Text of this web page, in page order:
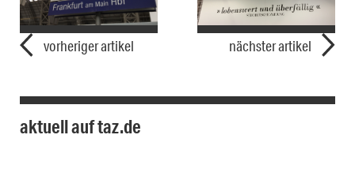
vorheriger artikel nächster artikel
aktuell auf taz.de